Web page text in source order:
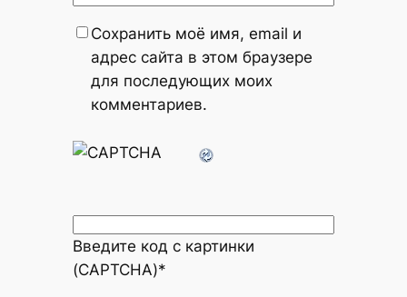
Сохранить моё имя, email и
адрес сайта в этом браузере
для последующих моих
комментариев.
Введите код с картинки
(CAPTCHA)*